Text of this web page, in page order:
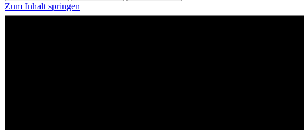
Zum Inhalt springen